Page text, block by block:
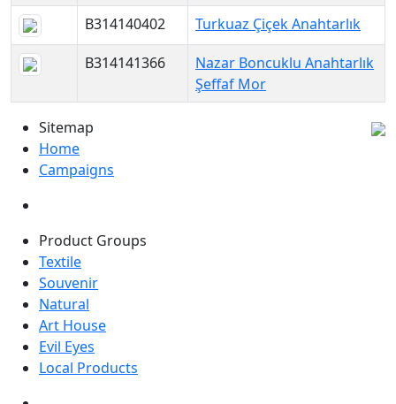
B314140402
Turkuaz Çiçek Anahtarlık
B314141366
Nazar Boncuklu Anahtarlık
Şeffaf Mor
Sitemap
Home
Campaigns
Product Groups
Textile
Souvenir
Natural
Art House
Evil Eyes
Local Products